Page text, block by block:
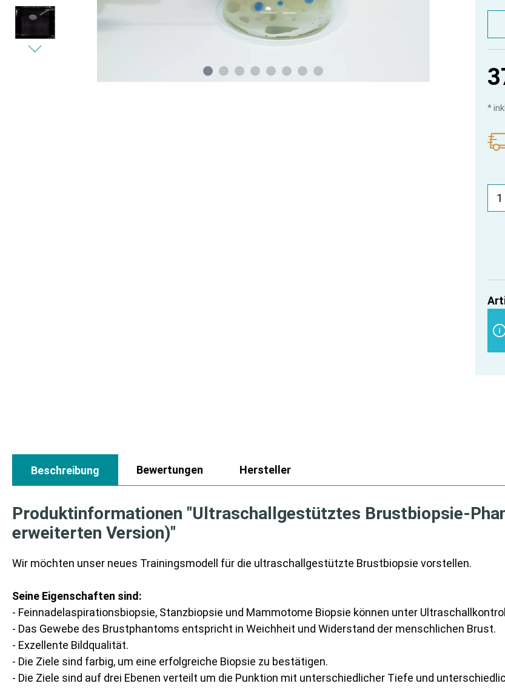
*
Beschreibung Bewertungen Hersteller
Produktinformationen "Ultraschallgestütztes Brustbiopsie-
erweiterten Version)"
Wir möchten unser neues Trainingsmodell für die ultraschallgestützte Brustbiopsie vorstellen.
Seine Eigenschaften sind:
- Feinnadelaspirationsbiopsie, Stanzbiopsie und Mammotome Biopsie können unter
- Das Gewebe des Brustphantoms entspricht in Weichheit und Widerstand der menschlichen Brust.
- Exzellente Bildqualität.
- Die Ziele sind farbig, um eine erfolgreiche Biopsie zu bestätigen.
- Die Ziele sind auf drei Ebenen verteilt um die Punktion mit unterschiedlicher Tiefe und